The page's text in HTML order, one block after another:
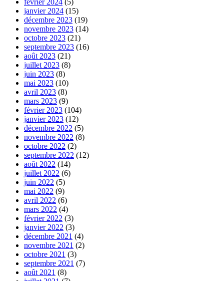
février 2024 (5)
janvier 2024 (15)
décembre 2023 (19)
novembre 2023 (14)
octobre 2023 (21)
septembre 2023 (16)
août 2023 (21)
juillet 2023 (8)
juin 2023 (8)
mai 2023 (10)
avril 2023 (8)
mars 2023 (9)
février 2023 (104)
janvier 2023 (12)
décembre 2022 (5)
novembre 2022 (8)
octobre 2022 (2)
septembre 2022 (12)
août 2022 (14)
juillet 2022 (6)
juin 2022 (5)
mai 2022 (9)
avril 2022 (6)
mars 2022 (4)
février 2022 (3)
janvier 2022 (3)
décembre 2021 (4)
novembre 2021 (2)
octobre 2021 (3)
septembre 2021 (7)
août 2021 (8)